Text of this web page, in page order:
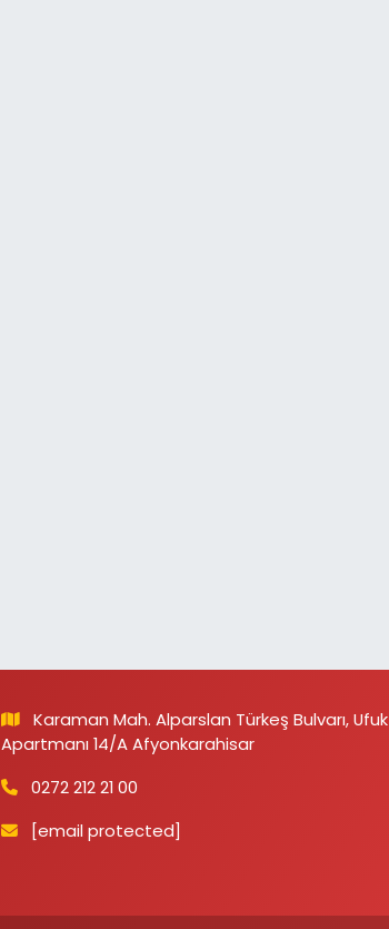
Karaman Mah. Alparslan Türkeş Bulvarı, Ufuk
Apartmanı 14/A Afyonkarahisar
0272 212 21 00
[email protected]